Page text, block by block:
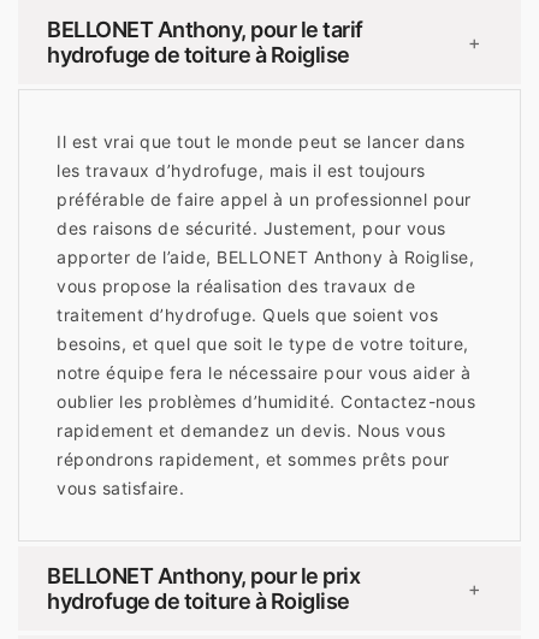
BELLONET Anthony, pour le tarif
hydrofuge de toiture à Roiglise
+
Il est vrai que tout le monde peut se lancer dans
les travaux d’hydrofuge, mais il est toujours
préférable de faire appel à un professionnel pour
des raisons de sécurité. Justement, pour vous
apporter de l’aide, BELLONET Anthony à Roiglise,
vous propose la réalisation des travaux de
traitement d’hydrofuge. Quels que soient vos
besoins, et quel que soit le type de votre toiture,
notre équipe fera le nécessaire pour vous aider à
oublier les problèmes d’humidité. Contactez-nous
rapidement et demandez un devis. Nous vous
répondrons rapidement, et sommes prêts pour
vous satisfaire.
BELLONET Anthony, pour le prix
hydrofuge de toiture à Roiglise
+